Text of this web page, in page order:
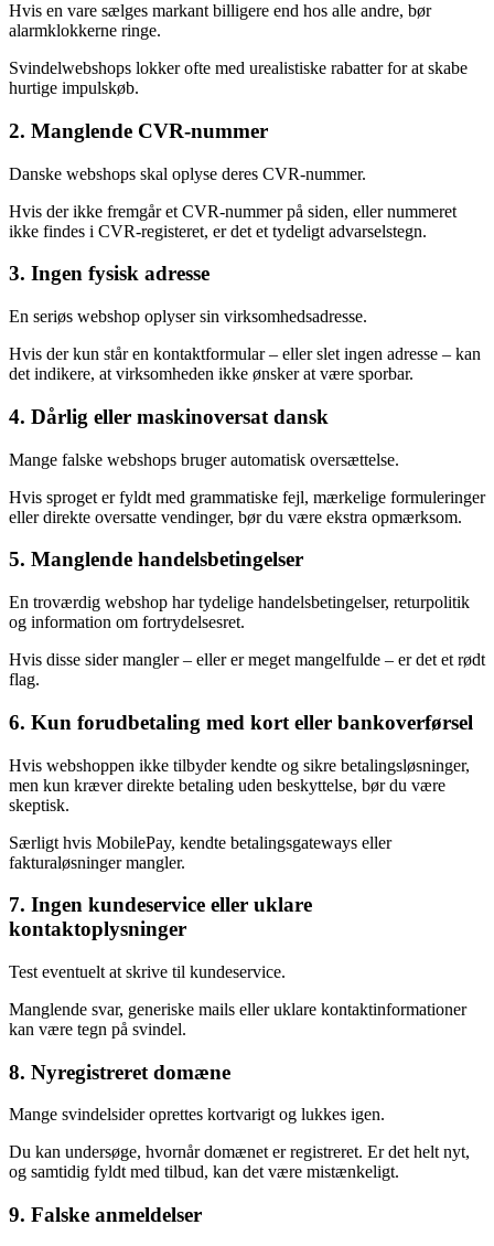
Hvis en vare sælges markant billigere end hos alle andre, bør
alarmklokkerne ringe.
Svindelwebshops lokker ofte med urealistiske rabatter for at skabe
hurtige impulskøb.
2. Manglende CVR-nummer
Danske webshops skal oplyse deres CVR-nummer.
Hvis der ikke fremgår et CVR-nummer på siden, eller nummeret
ikke findes i CVR-registeret, er det et tydeligt advarselstegn.
3. Ingen fysisk adresse
En seriøs webshop oplyser sin virksomhedsadresse.
Hvis der kun står en kontaktformular – eller slet ingen adresse – kan
det indikere, at virksomheden ikke ønsker at være sporbar.
4. Dårlig eller maskinoversat dansk
Mange falske webshops bruger automatisk oversættelse.
Hvis sproget er fyldt med grammatiske fejl, mærkelige formuleringer
eller direkte oversatte vendinger, bør du være ekstra opmærksom.
5. Manglende handelsbetingelser
En troværdig webshop har tydelige handelsbetingelser, returpolitik
og information om fortrydelsesret.
Hvis disse sider mangler – eller er meget mangelfulde – er det et rødt
flag.
6. Kun forudbetaling med kort eller bankoverførsel
Hvis webshoppen ikke tilbyder kendte og sikre betalingsløsninger,
men kun kræver direkte betaling uden beskyttelse, bør du være
skeptisk.
Særligt hvis MobilePay, kendte betalingsgateways eller
fakturaløsninger mangler.
7. Ingen kundeservice eller uklare
kontaktoplysninger
Test eventuelt at skrive til kundeservice.
Manglende svar, generiske mails eller uklare kontaktinformationer
kan være tegn på svindel.
8. Nyregistreret domæne
Mange svindelsider oprettes kortvarigt og lukkes igen.
Du kan undersøge, hvornår domænet er registreret. Er det helt nyt,
og samtidig fyldt med tilbud, kan det være mistænkeligt.
9. Falske anmeldelser